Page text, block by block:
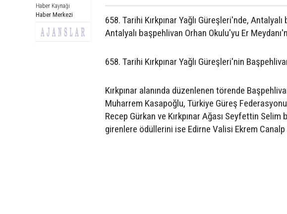
Haber Kaynağı
Haber Merkezi
658. Tarihi Kırkpınar Yağlı Güreşleri'nde,
Antalyalı başpehlivan Orhan Okulu'yu Er
658. Tarihi Kırkpınar Yağlı Güreşleri'nin
Kırkpınar alanında düzenlenen törende
Muharrem Kasapoğlu, Türkiye Güreş
Recep Gürkan ve Kırkpınar Ağası Seyfettin
girenlere ödüllerini ise Edirne Valisi Ekrem